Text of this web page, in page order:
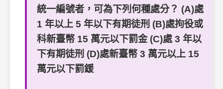
統一編號者，可為下列何種處分？ (A)處
1 年以上 5 年以下有期徒刑 (B)處拘役或
科新臺幣 15 萬元以下罰金 (C)處 3 年以
下有期徒刑 (D)處新臺幣 3 萬元以上 15
萬元以下罰鍰